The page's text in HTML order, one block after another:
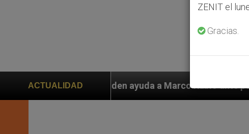
ACTUALIDAD
piden ayuda a Marco Rubio ante persecución de colonos
ZENIT el
Gracias.